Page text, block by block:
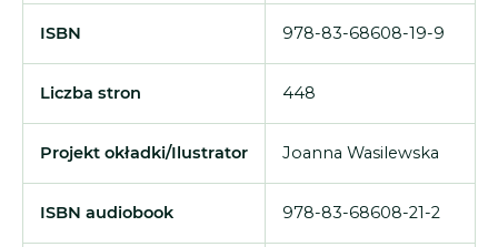
ISBN 978-83-68608-19-9
Liczba stron 448
Projekt okładki/Ilustrator Joanna Wasilewska
ISBN audiobook 978-83-68608-21-2